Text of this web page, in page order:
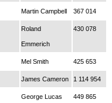
Martin Campbell 367 014
Roland
Emmerich
430 078
Mel Smith 425 653
James Cameron 1 114 954
George Lucas 449 865